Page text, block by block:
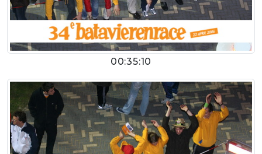
00:35:10